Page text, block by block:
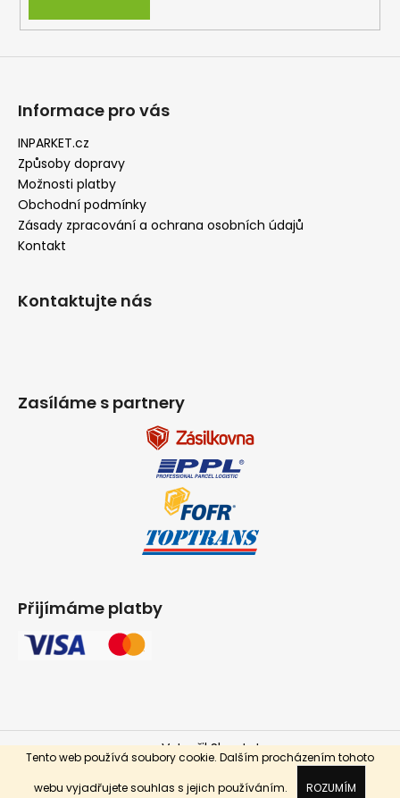
Tento web používá soubory cookie. Dalším procházením tohoto
webu vyjadřujete souhlas s jejich používáním.
ROZUMÍM
Informace pro vás
INPARKET.cz
Způsoby dopravy
Možnosti platby
Obchodní podmínky
Zásady zpracování a ochrana osobních údajů
Kontakt
Kontaktujte nás
Zasíláme s partnery
Přijímáme platby
Vytvořil Shoptet